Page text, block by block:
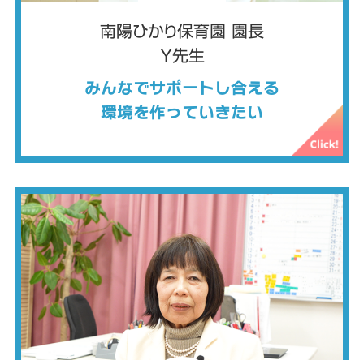
南陽ひかり保育園 園長
Y先生
みんなでサポートし合える
環境を作っていきたい